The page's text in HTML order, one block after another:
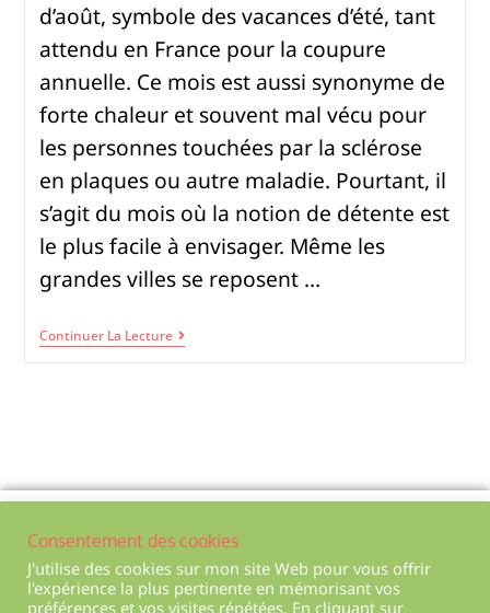
d’août, symbole des vacances d’été, tant
attendu en France pour la coupure
annuelle. Ce mois est aussi synonyme de
forte chaleur et souvent mal vécu pour
les personnes touchées par la sclérose
en plaques ou autre maladie. Pourtant, il
s’agit du mois où la notion de détente est
le plus facile à envisager. Même les
grandes villes se reposent …
Continuer La Lecture
Mentions légales
Conditions générales de ventes
Consentement des cookies
J'utilise des cookies sur mon site Web pour vous offrir
l'expérience la plus pertinente en mémorisant vos
préférences et vos visites répétées. En cliquant sur